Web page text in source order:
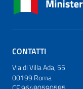
CONTATTI
Via di Villa Ada, 55
00199 Roma